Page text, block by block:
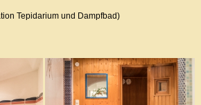
Tepidarium und Dampfbad)